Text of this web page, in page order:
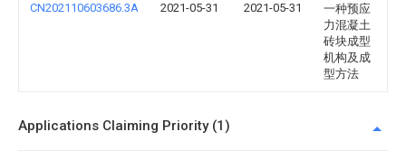
CN202110603686.3A 2021-05-31 2021-05-31
一种预应
力混凝土
砖块成型
机构及成
型方法
Applications Claiming Priority (1)